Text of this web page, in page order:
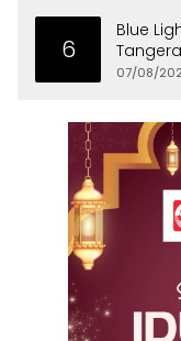
6
Blue
Pria
07/08/